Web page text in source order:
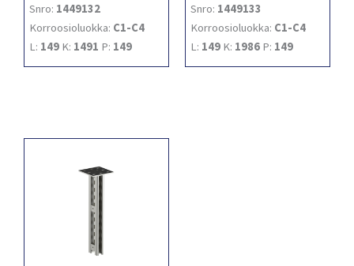
Snro: 1449132
Korroosioluokka: C1-C4
L: 149 K: 1491 P: 149
Snro: 1449133
Korroosioluokka: C1-C4
L: 149 K: 1986 P: 149